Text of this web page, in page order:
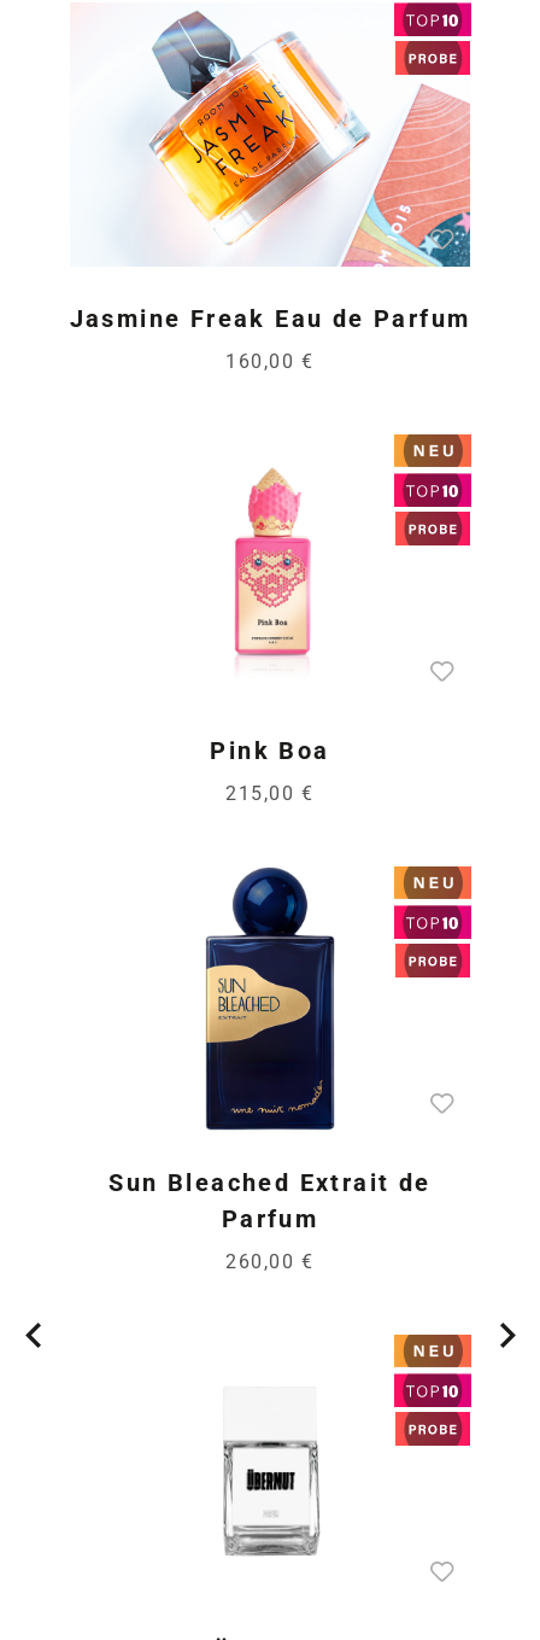
Jasmine Freak Eau de Parfum
160,00 €
Pink Boa
215,00 €
Sun Bleached Extrait de
Parfum
260,00 €